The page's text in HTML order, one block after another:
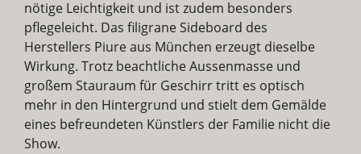
nötige Leichtigkeit und ist zudem besonders
pflegeleicht. Das filigrane Sideboard des
Herstellers Piure aus München erzeugt dieselbe
Wirkung. Trotz beachtliche Aussenmasse und
großem Stauraum für Geschirr tritt es optisch
mehr in den Hintergrund und stielt dem Gemälde
eines befreundeten Künstlers der Familie nicht die
Show.